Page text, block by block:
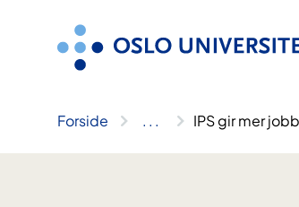
Forside .. . IPS gir mer